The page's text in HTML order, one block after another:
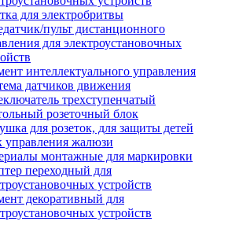
для электробритвы
пульт дистанционного
для электроустановочных
интеллектуального управления
датчиков движения
трехступенчатый
розеточный блок
для розеток, для защиты детей
управления жалюзи
монтажные для маркировки
переходный для
устройств
декоративный для
устройств